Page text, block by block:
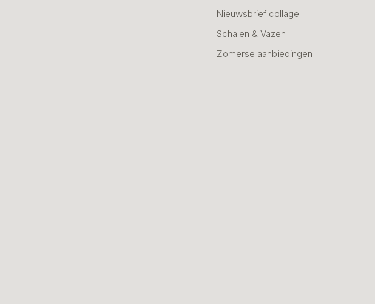
Nieuwsbrief collage
Schalen & Vazen
Zomerse aanbiedingen